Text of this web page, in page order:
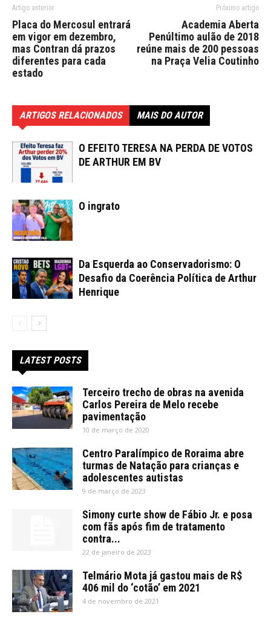
Artigo anterior
Placa do Mercosul entrará
em vigor em dezembro,
mas Contran dá prazos
diferentes para cada
estado
Próximo artigo
Academia Aberta
Penúltimo aulão de 2018
reúne mais de 200 pessoas
na Praça Velia Coutinho
ARTIGOS RELACIONADOS MAIS DO AUTOR
O EFEITO TERESA NA PERDA DE VOTOS
DE ARTHUR EM BV
O ingrato
Da Esquerda ao Conservadorismo: O
Desafio da Coerência Política de Arthur
Henrique
LATEST POSTS
Terceiro trecho de obras na avenida
Carlos Pereira de Melo recebe
pavimentação
10 de março de 2020
Centro Paralímpico de Roraima abre
turmas de Natação para crianças e
adolescentes autistas
9 de março de 2023
Simony curte show de Fábio Jr. e posa
com fãs após fim de tratamento
contra...
22 de janeiro de 2023
Telmário Mota já gastou mais de R$
406 mil do ‘cotão’ em 2021
4 de novembro de 2021